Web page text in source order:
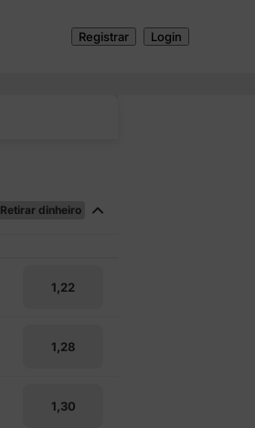
Registrar Login
Retirar dinheiro
1,22
1,28
1,30